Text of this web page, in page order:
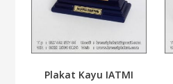
Plakat Kayu IATMI